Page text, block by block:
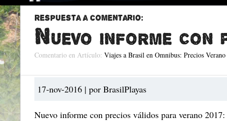
Respuesta a comentario:
Nuevo informe con
Comentario en Artículo: Viajes a Brasil en Omnibus: Precios
17-nov-2016 | por BrasilPlayas
Nuevo informe con precios válidos para verano 2017: